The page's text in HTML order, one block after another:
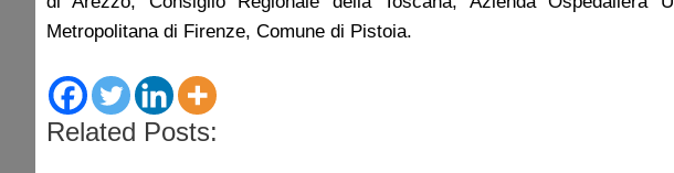
Metropolitana di Firenze, Comune di Pistoia.
Related Posts: